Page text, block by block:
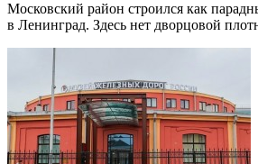
Московский район строился как
в Ленинград. Здесь нет дворцовой